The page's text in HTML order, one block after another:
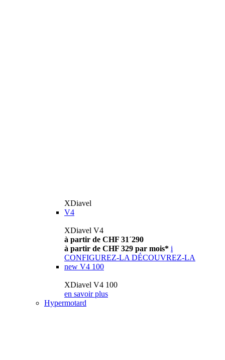
XDiavel
V4
XDiavel V4
à partir de CHF 31´290
à partir de CHF 329 par mois* i
CONFIGUREZ-LA DÉCOUVREZ-LA
new V4 100
XDiavel V4 100
en savoir plus
Hypermotard